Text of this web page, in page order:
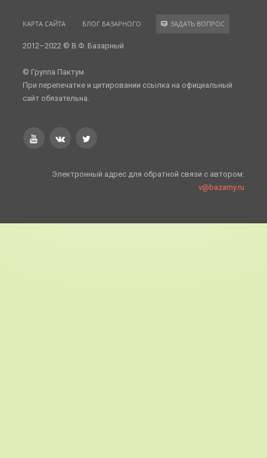
КАРТА САЙТА БЛОГ БАЗАРНОГО ЗАДАТЬ ВОПРОС
2012–2022 © В.Ф. Базарный
© Группа Пактум
При перепечатке и цитировании ссылка на официальный
сайт обязательна.
Электронный адрес для обратной связи с автором:
v@bazarny.ru